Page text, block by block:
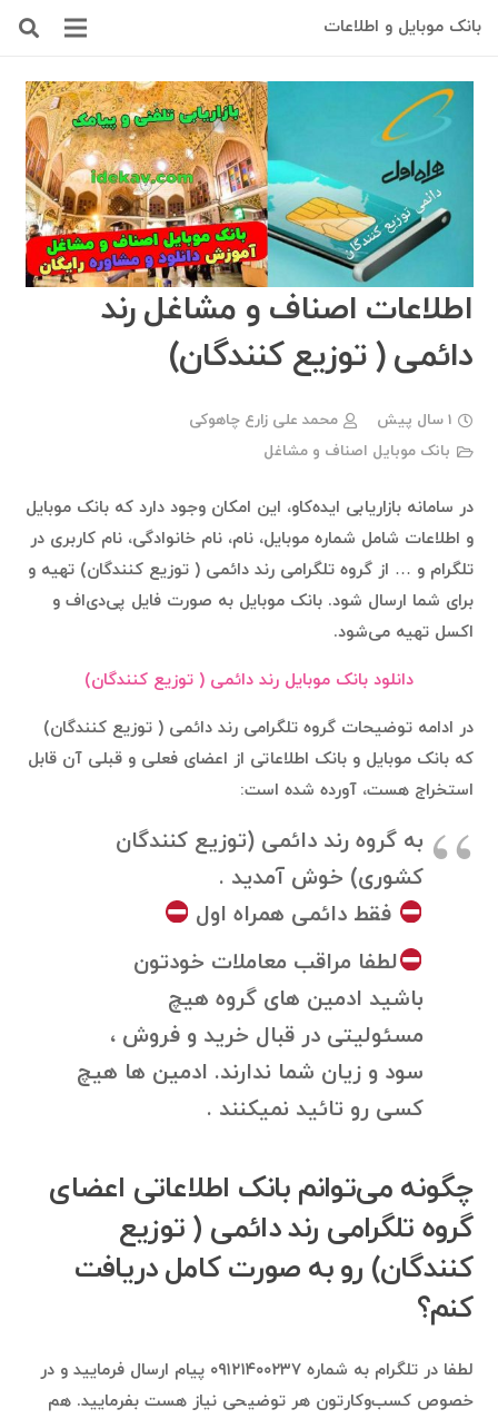
بانک موبایل و اطلاعات
اطلاعات اصناف و مشاغل رند
دائمی ( توزیع کنندگان)
1 سال پیش
محمد علی زارع چاهوکی
بانک موبایل اصناف و مشاغل
در سامانه بازاریابی ایده‌کاو، این امکان وجود دارد که بانک موبایل
و اطلاعات شامل شماره موبایل، نام، نام خانوادگی، نام کاربری در
تلگرام و … از گروه تلگرامی رند دائمی ( توزیع کنندگان) تهیه و
برای شما ارسال شود. بانک موبایل به صورت فایل پی‌دی‌اف و
اکسل تهیه می‌شود.
دانلود بانک موبایل رند دائمی ( توزیع کنندگان)
در ادامه توضیحات گروه تلگرامی رند دائمی ( توزیع کنندگان)
که بانک موبایل و بانک اطلاعاتی از اعضای فعلی و قبلی آن قابل
استخراج هست، آورده شده است:
به گروه رند دائمی (توزیع کنندگان
کشوری) خوش آمدید .
فقط دائمی همراه اول
لطفا مراقب معاملات خودتون
باشید ادمین های گروه هیچ
مسئولیتی در قبال خرید و فروش ،
سود و زیان شما ندارند. ادمین ها هیچ
کسی رو تائید نمیکنند .
چگونه می‌توانم بانک اطلاعاتی اعضای
گروه تلگرامی رند دائمی ( توزیع
کنندگان) رو به صورت کامل دریافت
کنم؟
لطفا در تلگرام به شماره ۰۹۱۲۱۴۰۰۲۳۷ پیام ارسال فرمایید و در
خصوص کسب‌وکارتون هر توضیحی نیاز هست بفرمایید. هم